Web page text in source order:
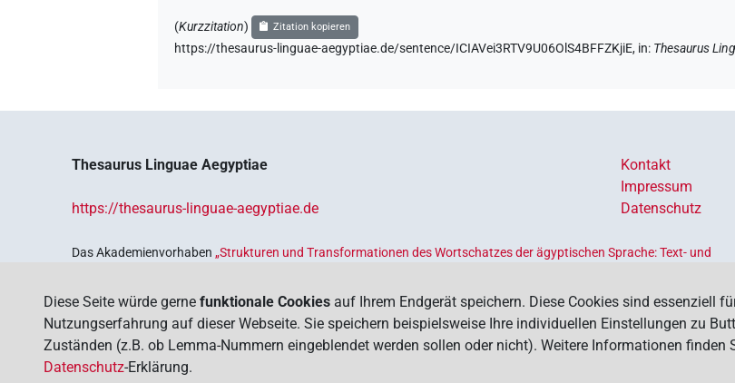
(Kurzzitation) Zitation kopieren
https://thesaurus-linguae-aegyptiae.de/sentence/ICIAVei3RTV9U06OlS4BFFZKjiE, in: Thesaurus
Thesaurus Linguae Aegyptiae
https://thesaurus-linguae-aegyptiae.de
Kontakt
Impressum
Datenschutz
Das Akademienvorhaben„Strukturen und Transformationen des Wortschatzes der ägyptischen Sprache: Text- und
Deutschen Akademien der Wissenschaften.
Diese Seite würde gerne funktionale Cookies auf Ihrem Endgerät speichern. Diese Cookies sind essenziell
Nutzungserfahrung auf dieser Webseite. Sie speichern beispielsweise Ihre individuellen Einstellungen zu
Zuständen (z.B. ob Lemma-Nummern eingeblendet werden sollen oder nicht). Weitere Informationen finden
Datenschutz-Erklärung.